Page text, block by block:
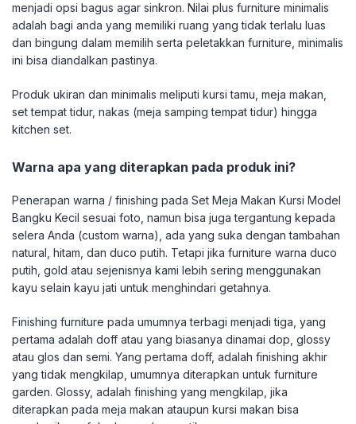
menjadi opsi bagus agar sinkron. Nilai plus furniture minimalis
adalah bagi anda yang memiliki ruang yang tidak terlalu luas
dan bingung dalam memilih serta peletakkan furniture, minimalis
ini bisa diandalkan pastinya.
Produk ukiran dan minimalis meliputi kursi tamu, meja makan,
set tempat tidur, nakas (meja samping tempat tidur) hingga
kitchen set.
Warna apa yang diterapkan pada produk ini?
Penerapan warna / finishing pada Set Meja Makan Kursi Model
Bangku Kecil sesuai foto, namun bisa juga tergantung kepada
selera Anda (custom warna), ada yang suka dengan tambahan
natural, hitam, dan duco putih. Tetapi jika furniture warna duco
putih, gold atau sejenisnya kami lebih sering menggunakan
kayu selain kayu jati untuk menghindari getahnya.
Finishing furniture pada umumnya terbagi menjadi tiga, yang
pertama adalah doff atau yang biasanya dinamai dop, glossy
atau glos dan semi. Yang pertama doff, adalah finishing akhir
yang tidak mengkilap, umumnya diterapkan untuk furniture
garden. Glossy, adalah finishing yang mengkilap, jika
diterapkan pada meja makan ataupun kursi makan bisa